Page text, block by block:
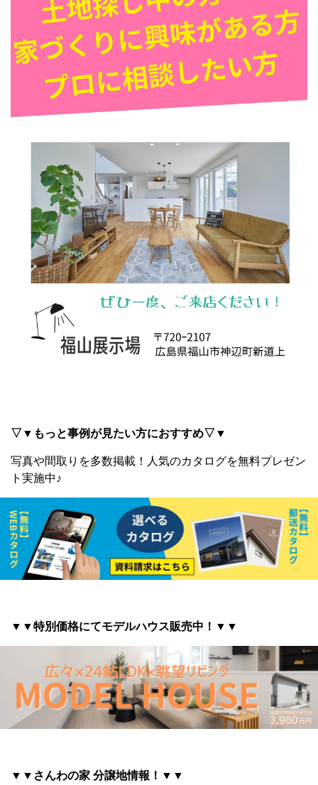
▽▼もっと事例が見たい方におすすめ▽▼
写真や間取りを多数掲載！ 人気のカタログを無料プレゼン
ト実施中♪
▼▼特別価格にてモデルハウス販売中！▼▼
▼▼さんわの家 分譲地情報 ！▼▼